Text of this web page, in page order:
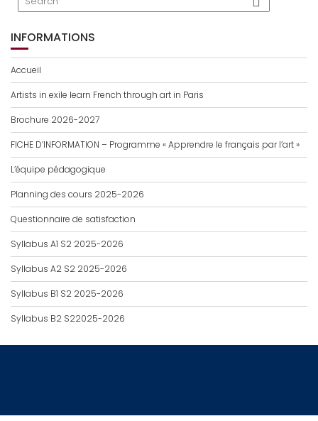
INFORMATIONS
Accueil
Artists in exile learn French through art in Paris
Brochure 2026-2027
FICHE D’INFORMATION – Programme « Apprendre le français par l’art »
L’équipe pédagogique
Planning des cours 2025-2026
Questionnaire de satisfaction
Syllabus A1 S2 2025-2026
Syllabus A2 S2 2025-2026
Syllabus B1 S2 2025-2026
Syllabus B2 S22025-2026